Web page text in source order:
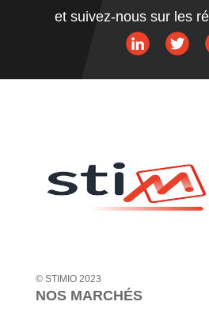
et suivez-nous sur les
© STIMIO 2023
NOS MARCHÉS